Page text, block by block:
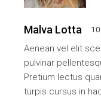
Malva Lotta
Aenean vel elit
pulvinar
Pretium lectus
turpis cursus in